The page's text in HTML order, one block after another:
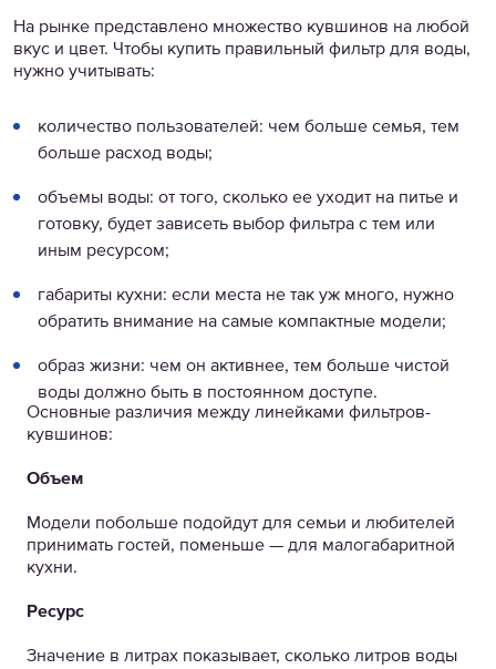
На рынке представлено множество кувшинов на любой
вкус и цвет. Чтобы купить правильный фильтр для воды,
нужно учитывать:
количество пользователей: чем больше семья, тем
больше расход воды;
объемы воды: от того, сколько ее уходит на питье и
готовку, будет зависеть выбор фильтра с тем или
иным ресурсом;
габариты кухни: если места не так уж много, нужно
обратить внимание на самые компактные модели;
образ жизни: чем он активнее, тем больше чистой
воды должно быть в постоянном доступе.
Основные различия между линейками фильтров-
кувшинов:
Объем
Модели побольше подойдут для семьи и любителей
принимать гостей, поменьше — для малогабаритной
кухни.
Ресурс
Значение в литрах показывает, сколько литров воды